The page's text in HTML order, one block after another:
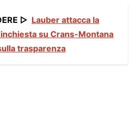
▷ Lauber attacca la
su Crans-Montana
trasparenza